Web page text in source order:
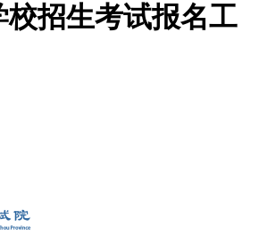
招生考试报名工